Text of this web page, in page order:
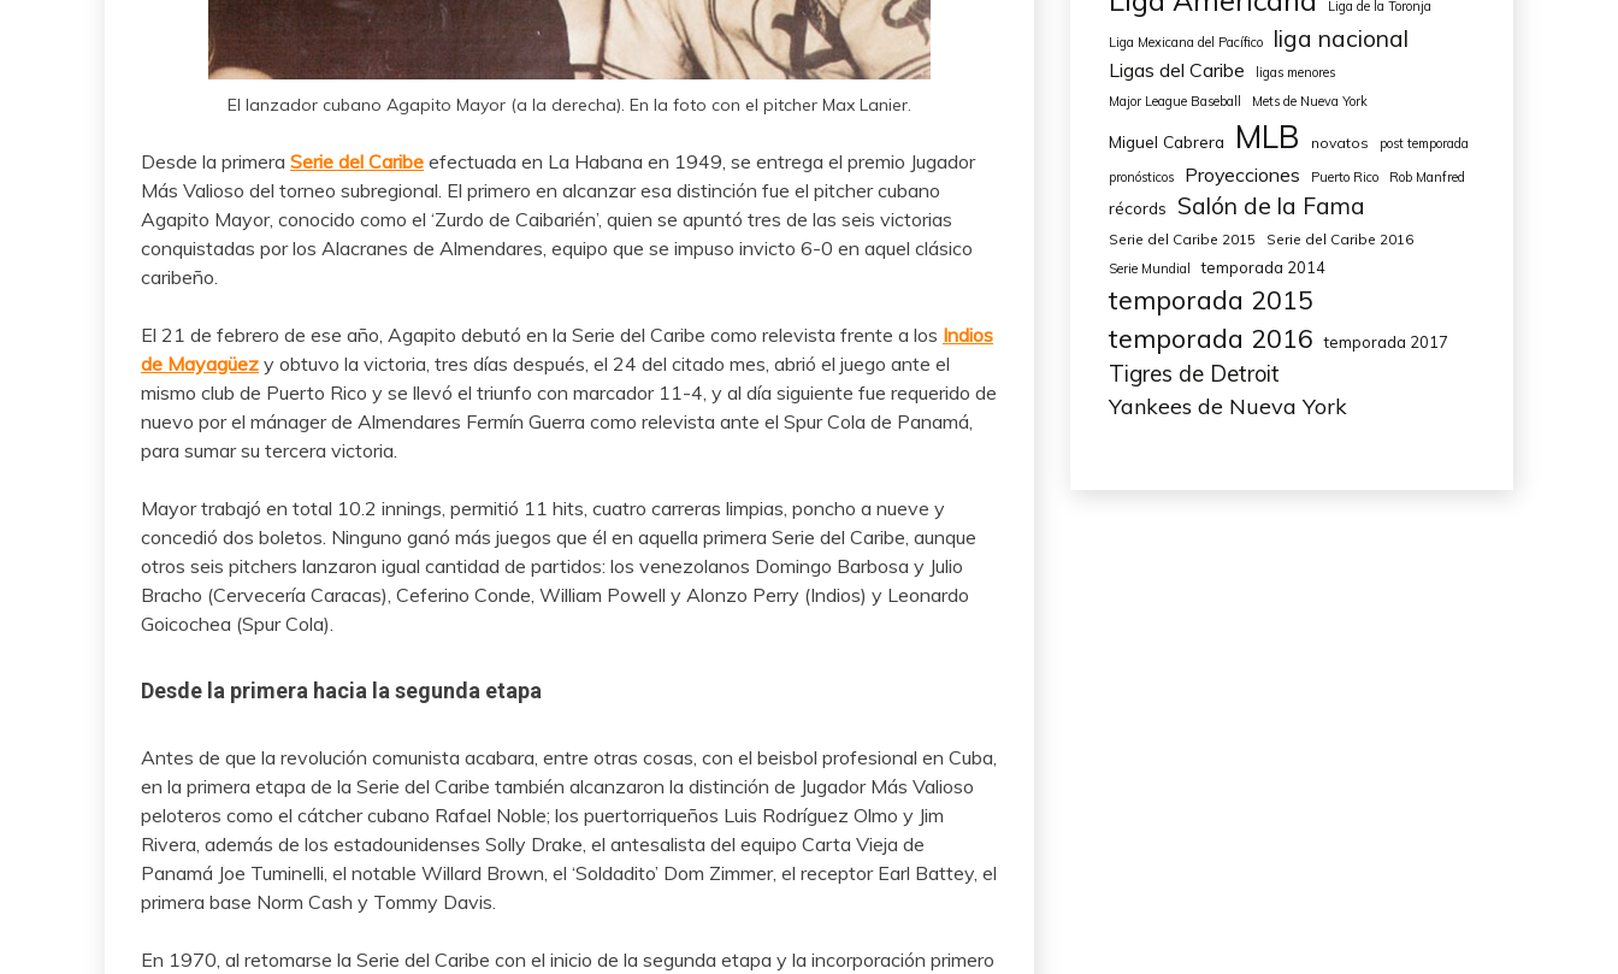
El lanzador cubano Agapito Mayor (a la derecha). En la foto con el pitcher Max Lanier.
Desde la primera Serie del Caribe efectuada en La Habana en 1949, se entrega el premio Jugador
Más Valioso del torneo subregional. El primero en alcanzar esa distinción fue el pitcher cubano
Agapito Mayor, conocido como el ‘Zurdo de Caibarién’, quien se apuntó tres de las seis victorias
conquistadas por los Alacranes de Almendares, equipo que se impuso invicto 6-0 en aquel clásico
caribeño.
El 21 de febrero de ese año, Agapito debutó en la Serie del Caribe como relevista frente a los Indios
de Mayagüez y obtuvo la victoria, tres días después, el 24 del citado mes, abrió el juego ante el
mismo club de Puerto Rico y se llevó el triunfo con marcador 11-4, y al día siguiente fue requerido de
nuevo por el mánager de Almendares Fermín Guerra como relevista ante el Spur Cola de Panamá,
para sumar su tercera victoria.
Mayor trabajó en total 10.2 innings, permitió 11 hits, cuatro carreras limpias, poncho a nueve y
concedió dos boletos. Ninguno ganó más juegos que él en aquella primera Serie del Caribe, aunque
otros seis pitchers lanzaron igual cantidad de partidos: los venezolanos Domingo Barbosa y Julio
Bracho (Cervecería Caracas), Ceferino Conde, William Powell y Alonzo Perry (Indios) y Leonardo
Goicochea (Spur Cola).
Desde la primera hacia la segunda etapa
Antes de que la revolución comunista acabara, entre otras cosas, con el beisbol profesional en Cuba,
en la primera etapa de la Serie del Caribe también alcanzaron la distinción de Jugador Más Valioso
peloteros como el cátcher cubano Rafael Noble; los puertorriqueños Luis Rodríguez Olmo y Jim
Rivera, además de los estadounidenses Solly Drake, el antesalista del equipo Carta Vieja de
Panamá Joe Tuminelli, el notable Willard Brown, el ‘Soldadito’ Dom Zimmer, el receptor Earl Battey, el
primera base Norm Cash y Tommy Davis.
En 1970, al retomarse la Serie del Caribe con el inicio de la segunda etapa y la incorporación primero
Liga de la Toronja
Liga Mexicana del Pacífico liga nacional
Ligas del Caribe
ligas menores
Major League Baseball
Mets de Nueva York
Miguel Cabrera MLB novatos
post temporada
pronósticos
Proyecciones Puerto Rico Rob Manfred
récords Salón de la Fama
Serie del Caribe 2015 Serie del Caribe 2016
Serie Mundial temporada 2014
temporada 2015
temporada 2016
temporada 2017
Tigres de Detroit
Yankees de Nueva York